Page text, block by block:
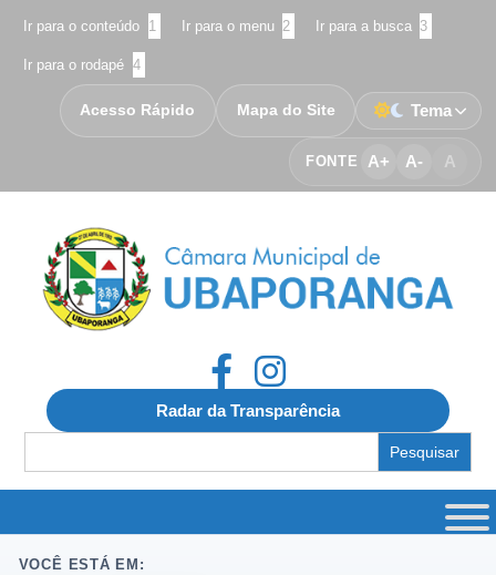
Ir para o conteúdo 1 Ir para o menu 2 Ir para a busca 3
Ir para o rodapé 4
FONTE A+ A- A
Acesso Rápido Mapa do Site Tema
Radar da Transparência
for:
VOCÊ ESTÁ EM: